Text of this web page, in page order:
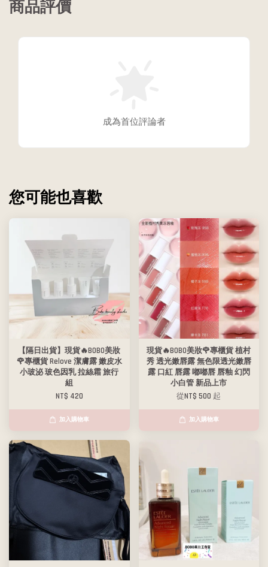
商品評價
成為首位評論者
您可能也喜歡
【隔日出貨】現貨🔥BOBO美妝
🌹專櫃貨 Relove 潔膚露 嫩皮水
小玻泌 玻色因乳 拉絲霜 旅行
組
NT$ 420
加入購物車
現貨🔥BOBO美妝🌹專櫃貨 植村
秀 透光嫩唇露 無色限透光嫩唇
露 口紅 唇露 嘟嘟唇 唇釉 幻閃
小白管 新品上市
從NT$ 500 起
加入購物車